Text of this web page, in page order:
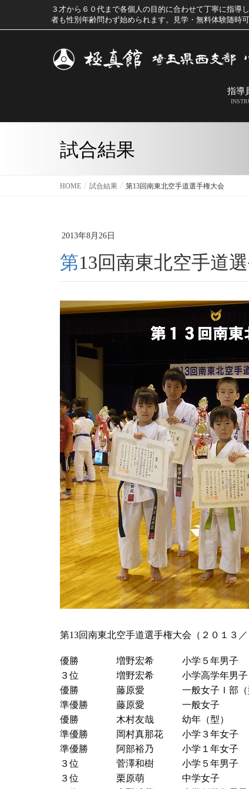
３才から６０代まで各個人の目的に合わせて丁寧に指
者も性別年齢問わず始められます。見学・無料体験随時可
指導
試合結果
HOME 試合結果 第13回南東北空手道選手権大会
2013年8月26日
第13回南東北空手道
第13回南東北空手道選手権大会（２０１３／
優勝 増野宏希 小学５年男子
３位 増野宏希 小学高学年男子（
優勝 藤原愛 一般女子Ｉ部（
準優勝 藤原愛 一般女子
優勝 木村友哉 幼年（型）
準優勝 岡村真那花 小学３年女子
準優勝 阿部裕乃 小学１年女子
３位 菅澤和樹 小学５年男子
３位 栗原萌 中学女子